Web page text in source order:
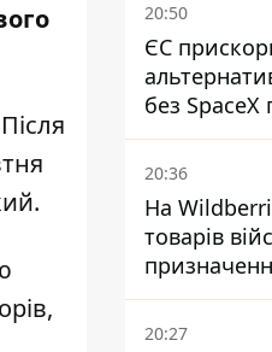
20:50
ЄС
без
обійтися
20:36
На
товарів
мільйонів,
змінили
20:27